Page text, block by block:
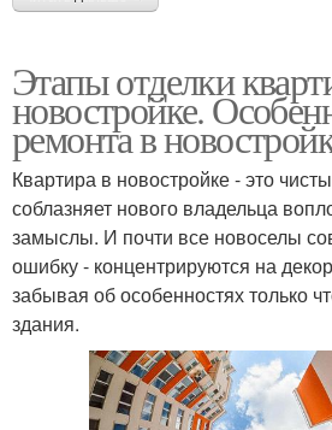
Этапы отделки
новостройке.
ремонта в
Квартира в новостройке - это
соблазняет нового владельца
замыслы. И почти все новоселы
ошибку - концентрируются на
забывая об особенностях только
здания.